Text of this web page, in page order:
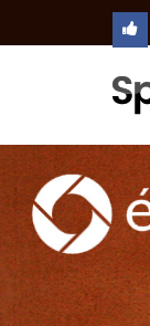
ACCUEIL
CONSEILS
QUESTIONS
RÉPONSES
CONTACT